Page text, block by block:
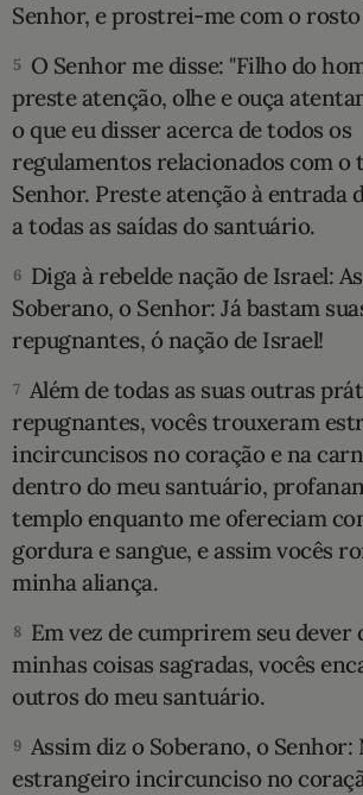
QUEM SOMOS
LOJA BÍBLIAON
Senhor, e prostrei-me com o
5 O Senhor me disse: "Filho do
preste atenção, olhe e ouça
o que eu disser acerca de todos os
regulamentos relacionados com o
­Senhor. Preste atenção à entrada
a todas as saídas do santuário.
6 Diga à rebelde nação de Israel:
Soberano, o Senhor: Já bastam
repugnantes, ó nação de Israel!
7 Além de todas as suas outras
repugnantes, vocês trouxeram
incircuncisos no coração e na
dentro do meu santuário,
templo enquanto me ofereciam
gordura e sangue, e assim vocês
minha aliança.
8 Em vez de cumprirem seu dever
minhas coisas sagradas, vocês
outros do meu santuário.
9 Assim diz o Soberano, o Senhor:
estrangeiro incircunciso no